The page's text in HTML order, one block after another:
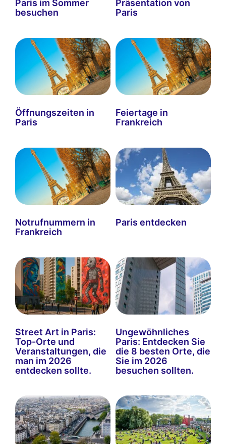
Paris im Sommer
besuchen
Präsentation von
Paris
Öffnungszeiten in
Paris
Feiertage in
Frankreich
Notrufnummern in
Frankreich
Paris entdecken
Street Art in Paris:
Top-Orte und
Veranstaltungen, die
man im 2026
entdecken sollte.
Ungewöhnliches
Paris: Entdecken Sie
die 8 besten Orte, die
Sie im 2026
besuchen sollten.